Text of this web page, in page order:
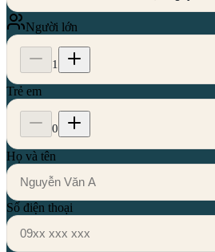
Người lớn
1
Trẻ em
0
Họ và tên
Số điện thoại